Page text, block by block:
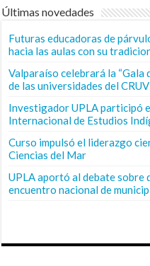
Últimas novedades
Futuras educadoras de
hacia las aulas con su
Valparaíso celebrará la “Gala
de las universidades del CRUV
Investigador UPLA participó
Internacional de Estudios
Curso impulsó el liderazgo
Ciencias del Mar
UPLA aportó al debate sobre
encuentro nacional de